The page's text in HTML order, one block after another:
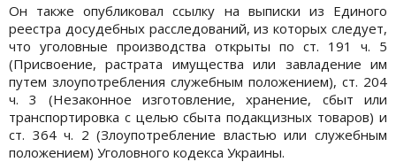
Он также опубликовал ссылку на выписки из Единого
реестра досудебных расследований, из которых следует,
что уголовные производства открыты по ст. 191 ч. 5
(Присвоение, растрата имущества или завладение им
путем злоупотребления служебным положением), ст. 204
ч. 3 (Незаконное изготовление, хранение, сбыт или
транспортировка с целью сбыта подакцизных товаров) и
ст. 364 ч. 2 (Злоупотребление властью или служебным
положением) Уголовного кодекса Украины.